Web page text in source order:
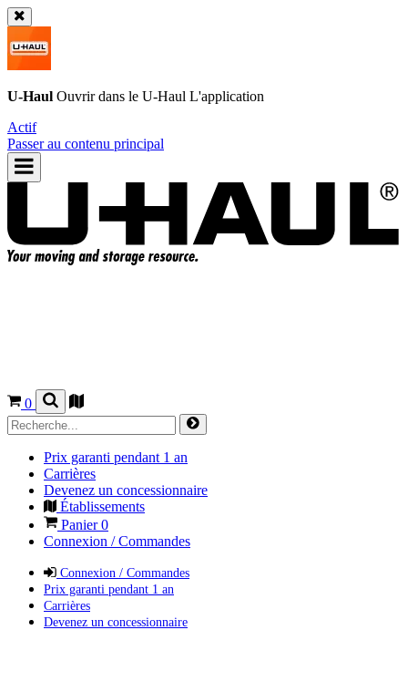
U-Haul Ouvrir dans le U-Haul L'application
Actif
Passer au contenu principal
0
Prix garanti pendant 1 an
Carrières
Devenez un concessionnaire
Établissements
Panier0
Connexion / Commandes
Connexion / Commandes
Prix garanti pendant 1 an
Carrières
Devenez un concessionnaire